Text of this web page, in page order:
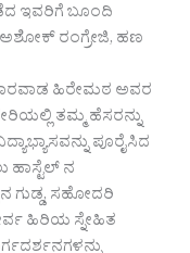
ಇವರಿಗೆ ಬೂಂದಿ
ರಂಗ್ರೇಜಿ, ಹಣ
ಹಿರೇಮಠ ಅವರ
ತಮ್ಮ ಹೆಸರನ್ನು
ಪೂರೈಸಿದ
ಹಾಸ್ಟೆಲ್ ನ
ಗುಡ್ಡ, ಸಹೋದರಿ
ಹಿರಿಯ ಸ್ನೇಹಿತ